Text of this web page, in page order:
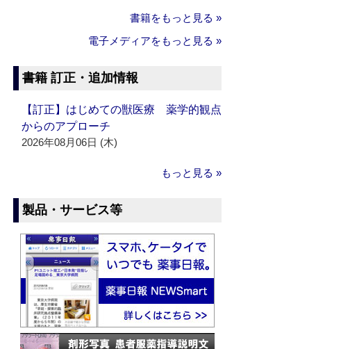
書籍をもっと見る »
電子メディアをもっと見る »
書籍 訂正・追加情報
【訂正】はじめての獣医療 薬学的観点
からのアプローチ
2026年08月06日 (木)
もっと見る »
製品・サービス等